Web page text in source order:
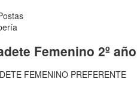
Femenino 2º
FEMENINO PREFERENTE